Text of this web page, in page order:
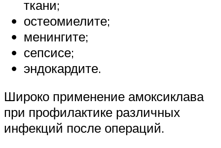
ткани;
остеомиелите;
менингите;
сепсисе;
эндокардите.
Широко применение амоксиклава
при профилактике различных
инфекций после операций.